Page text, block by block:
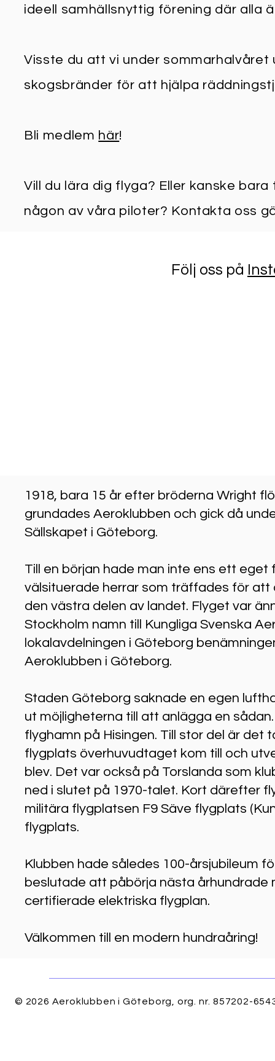
ideell samhällsnyttig förening där alla
Visste du att vi under
skogsbränder för att hjälpa
Bli medlem här!
Vill du lära dig flyga? Eller kanske
någon av våra piloter? Kontakta oss
Följ oss på
1918, bara 15 år efter bröderna Wright
grundades Aeroklubben och gick då
Sällskapet i Göteborg.
Till en början hade man inte ens ett
välsituerade herrar som träffades för att
den västra delen av landet. Flyget var
Stockholm namn till Kungliga Svenska
lokalavdelningen i Göteborg
Aeroklubben i Göteborg.
Staden Göteborg saknade en egen
ut möjligheterna till att anlägga en
flyghamn på Hisingen. Till stor del är det
flygplats överhuvudtaget kom till och
blev. Det var också på Torslanda som
ned i slutet på 1970-talet. Kort därefter
militära flygplatsen F9 Säve flygplats
flygplats.
Klubben hade således 100-årsjubileum
beslutade att påbörja nästa
certifierade elektriska flygplan.
Välkommen till en modern hundraåring!
© 2026 Aeroklubben i Göteborg, org. nr. 857202-